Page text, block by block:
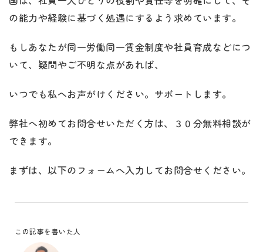
の能力や経験に基づく処遇にするよう求めています。
もしあなたが同一労働同一賃金制度や社員育成などにつ
いて、疑問やご不明な点があれば、
いつでも私へお声がけください。サポートします。
弊社へ初めてお問合せいただく方は、３０分無料相談が
できます。
まずは、以下のフォームへ入力してお問合せください。
この記事を書いた人